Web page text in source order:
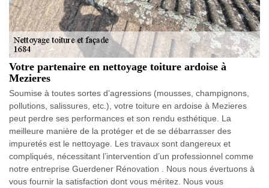
Votre partenaire en nettoyage toiture ardoise à
Mezieres
Soumise à toutes sortes d’agressions (mousses, champignons,
pollutions, salissures, etc.), votre toiture en ardoise à Mezieres
peut perdre ses performances et son rendu esthétique. La
meilleure manière de la protéger et de se débarrasser des
impuretés est le nettoyage. Les travaux sont dangereux et
compliqués, nécessitant l’intervention d’un professionnel comme
notre entreprise Guerdener Rénovation . Nous nous évertuons à
vous fournir la satisfaction dont vous méritez. Nous vous